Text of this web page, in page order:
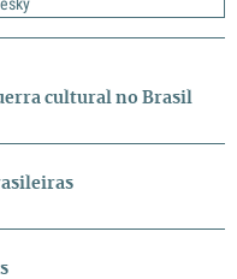
cultural no Brasil